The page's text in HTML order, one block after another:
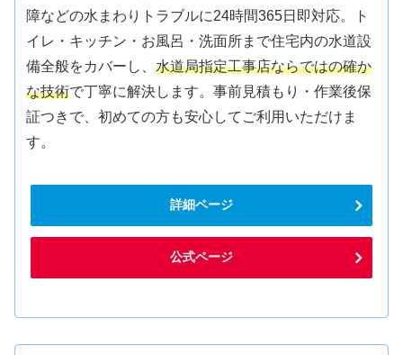
障などの水まわりトラブルに24時間365日即対応。ト
イレ・キッチン・お風呂・洗面所まで住宅内の水道設
備全般をカバーし、水道局指定工事店ならではの確か
な技術で丁寧に解決します。事前見積もり・作業後保
証つきで、初めての方も安心してご利用いただけま
す。
詳細ページ
公式ページ